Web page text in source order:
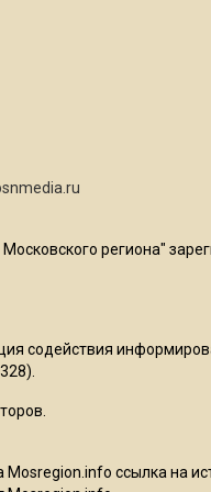
региона"
содействия
ссылка на